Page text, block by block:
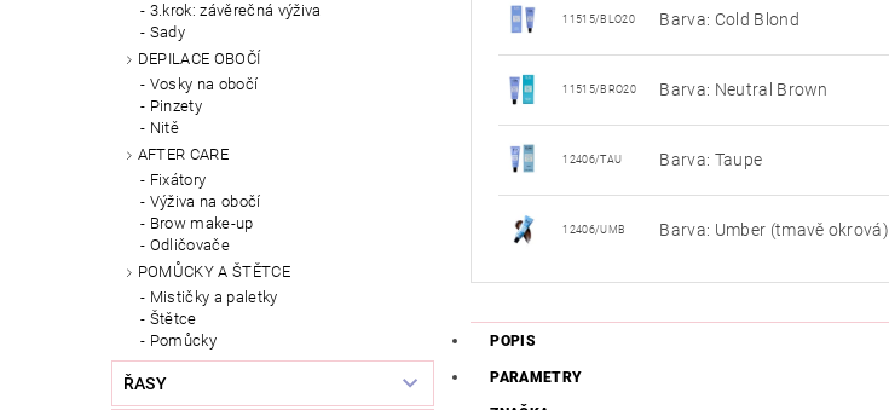
3.krok: závěrečná výživa
Sady
DEPILACE OBOČÍ
Vosky na obočí
Pinzety
Nitě
AFTER CARE
Fixátory
Výživa na obočí
Brow make-up
Odličovače
POMŮCKY A ŠTĚTCE
Mističky a paletky
Štětce
Pomůcky
ŘASY
11515/BLO20 Barva: Cold Blond
11515/BRO20 Barva: Neutral Brown
12406/TAU Barva: Taupe
12406/UMB Barva: Umber (tmavě okrová)
POPIS
PARAMETRY